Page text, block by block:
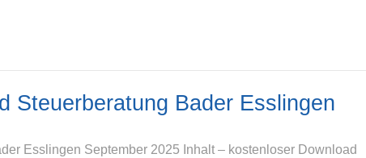
Steuerberatung Bader Esslingen
Esslingen September 2025 Inhalt – kostenloser Download